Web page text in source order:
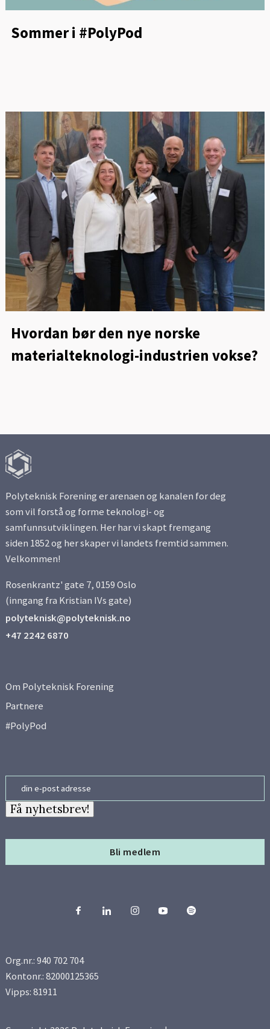
Sommer i #PolyPod
Hvordan bør den nye norske
materialteknologi-industrien vokse?
Polyteknisk Forening er arenaen og kanalen for deg
som vil forstå og forme teknologi- og
samfunnsutviklingen. Her har vi skapt fremgang
siden 1852 og her skaper vi landets fremtid sammen.
Velkommen!
Rosenkrantz' gate 7, 0159 Oslo
(inngang fra Kristian IVs gate)
polyteknisk@polyteknisk.no
+47 2242 6870
Om Polyteknisk Forening
Partnere
#PolyPod
Bli medlem
Få nyhetsbrev!
Org.nr.: 940 702 704
Kontonr.: 82000125365
Vipps: 81911